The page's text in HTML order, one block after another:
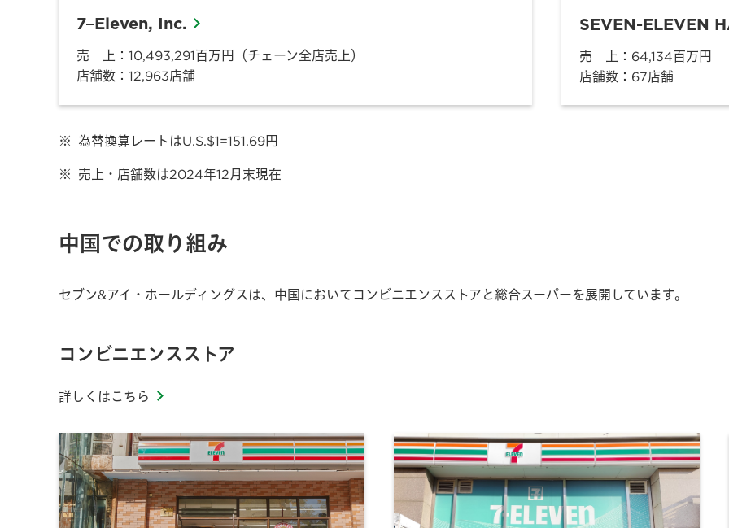
7‒Eleven, Inc.
売 上：10,493,291百万円（チェーン全店売上）
店舗数：12,963店舗
SEVEN-ELEVEN
売 上：64,134百万円
店舗数：67店舗
※ 為替換算レートはU.S.$1=151.69円
※ 売上・店舗数は2024年12月末現在
中国での取り組み
セブン&アイ・ホールディングスは、中国においてコンビニエンスストアと総合スーパーを展開しています。
コンビニエンスストア
詳しくはこちら